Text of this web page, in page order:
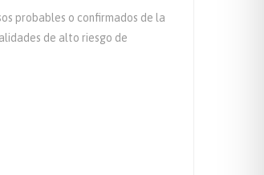
probables o confirmados de la
de alto riesgo de